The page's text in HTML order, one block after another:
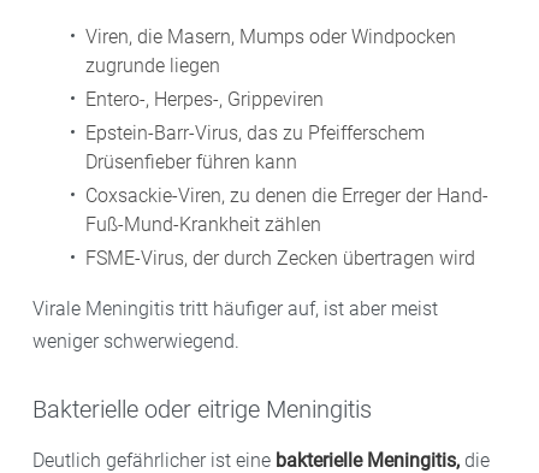
Viren, die Masern, Mumps oder Windpocken
zugrunde liegen
Entero-, Herpes-, Grippeviren
Epstein-Barr-Virus, das zu Pfeifferschem
Drüsenfieber führen kann
Coxsackie-Viren, zu denen die Erreger der Hand-
Fuß-Mund-Krankheit zählen
FSME-Virus, der durch Zecken übertragen wird
Virale Meningitis tritt häufiger auf, ist aber meist
weniger schwerwiegend.
Bakterielle oder eitrige Meningitis
Deutlich gefährlicher ist eine bakterielle Meningitis, die